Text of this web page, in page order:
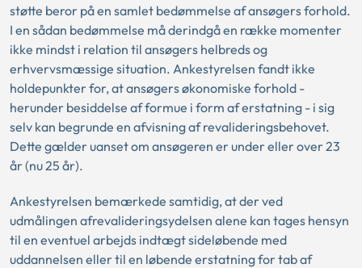
støtte beror på en samlet bedømmelse af ansøgers forhold.
I en sådan bedømmelse må derindgå en række momenter
ikke mindst i relation til ansøgers helbreds og
erhvervsmæssige situation. Ankestyrelsen fandt ikke
holdepunkter for, at ansøgers økonomiske forhold -
herunder besiddelse af formue i form af erstatning - i sig
selv kan begrunde en afvisning af revalideringsbehovet.
Dette gælder uanset om ansøgeren er under eller over 23
år (nu 25 år).
Ankestyrelsen bemærkede samtidig, at der ved
udmålingen afrevalideringsydelsen alene kan tages hensyn
til en eventuel arbejds indtægt sideløbende med
uddannelsen eller til en løbende erstatning for tab af